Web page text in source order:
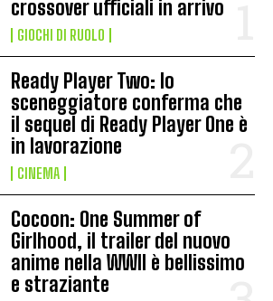
crossover ufficiali in arrivo
GIOCHI DI RUOLO
Ready Player Two: lo
sceneggiatore conferma che
il sequel di Ready Player One è
in lavorazione
CINEMA
Cocoon: One Summer of
Girlhood, il trailer del nuovo
anime nella WWII è bellissimo
e straziante